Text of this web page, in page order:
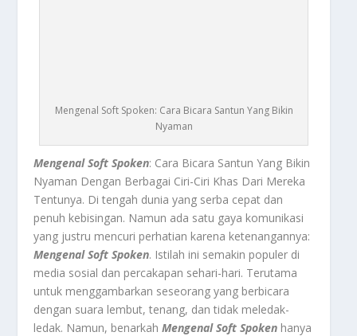
Mengenal Soft Spoken: Cara Bicara Santun Yang Bikin
Nyaman
Mengenal Soft Spoken: Cara Bicara Santun Yang Bikin
Nyaman Dengan Berbagai Ciri-Ciri Khas Dari Mereka
Tentunya. Di tengah dunia yang serba cepat dan
penuh kebisingan. Namun ada satu gaya komunikasi
yang justru mencuri perhatian karena ketenangannya:
Mengenal Soft Spoken. Istilah ini semakin populer di
media sosial dan percakapan sehari-hari. Terutama
untuk menggambarkan seseorang yang berbicara
dengan suara lembut, tenang, dan tidak meledak-
ledak. Namun, benarkahMengenal Soft Spoken hanya